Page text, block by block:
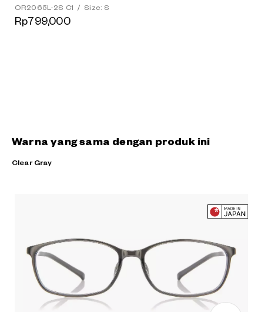
OR2065L-2S C1 / Size: S
Rp799,000
Warna yang sama dengan produk ini
Clear Gray